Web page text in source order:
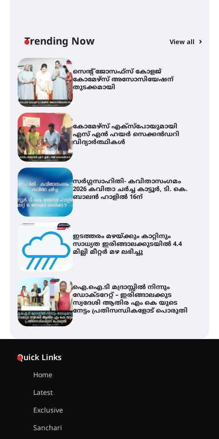
Trending Now View all
വെള്ളിയാഴ്ച സ്‌ക്രീൻ ചെയ്യുന്നു
സെന്റ് ജോസഫ്സ് കോളജ്
കോമേഴ്‌സ് അസോസിയേഷന്
തുടക്കമായി
കോമേഴ്സ് എക്സ്പോയുമായി
എസ് എൻ ഹയർ സെക്കൻഡറി
വിദ്യാർത്ഥികൾ
സർഗ്ഗസാഹിതി- കവിതാസംഗമം
2026 കവിതാ ചർച്ച കാട്ടൂർ, ടി. കെ.
ബാലൻ ഹാളിൽ 16ന്
ഇടത്തരം മഴയ്ക്കും കാറ്റിനും
സാധ്യത ഇരിങ്ങാലക്കുടയിൽ 4.4
മില്ലി മീറ്റർ മഴ ലഭിച്ചു
ഐ.ഐ.ടി മദ്രാസ്സിൽ നിന്നും
ഡോക്ടറേറ്റ് – ഇരിങ്ങാലക്കുട
സ്വദേശി ആതിര എം കെ യുടെ
നേട്ടം പ്രതിസന്ധികളോട് പൊരുതി
Quick Links
Home
Latest
Exclusive
Sanchari